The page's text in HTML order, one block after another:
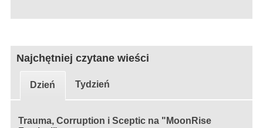
Najchętniej czytane wieści
Dzień Tydzień
Trauma, Corruption i Sceptic na "MoonRise